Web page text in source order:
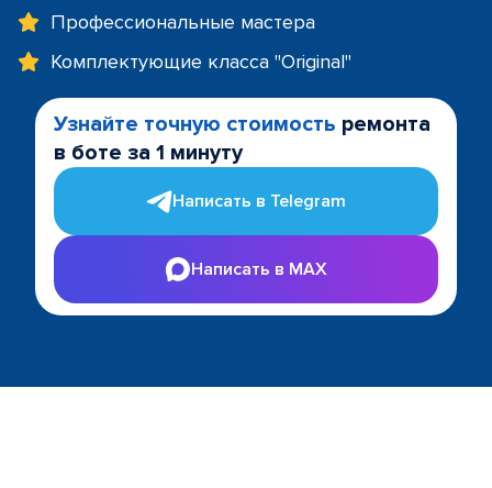
Профессиональные мастера
Комплектующие класса "Original"
Узнайте точную стоимость ремонта
в боте за 1 минуту
Написать в Telegram
Написать в MAX